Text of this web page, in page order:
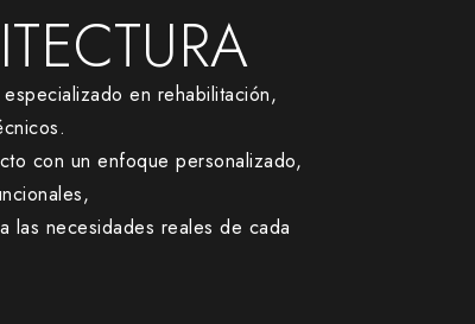
en rehabilitación,
con un enfoque personalizado,
las necesidades reales de cada